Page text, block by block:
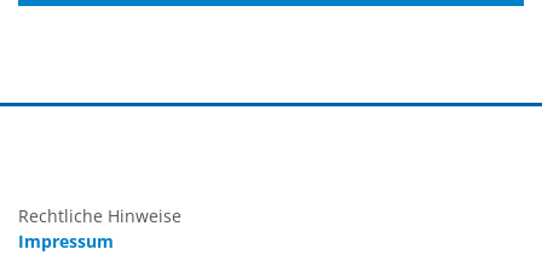
Rechtliche Hinweise
Impressum